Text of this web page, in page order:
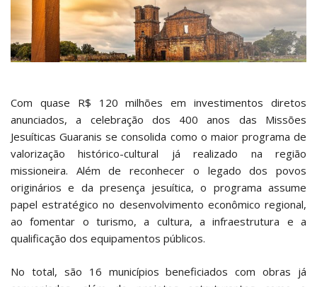
Com quase R$ 120 milhões em investimentos diretos
anunciados, a celebração dos 400 anos das Missões
Jesuíticas Guaranis se consolida como o maior programa de
valorização histórico-cultural já realizado na região
missioneira. Além de reconhecer o legado dos povos
originários e da presença jesuítica, o programa assume
papel estratégico no desenvolvimento econômico regional,
ao fomentar o turismo, a cultura, a infraestrutura e a
qualificação dos equipamentos públicos.
No total, são 16 municípios beneficiados com obras já